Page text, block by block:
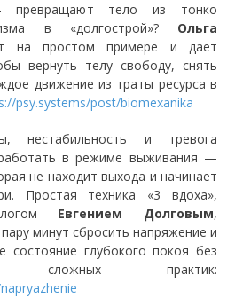
превращают тело из тонко
в «долгострой»? Ольга
на простом примере и даёт
вернуть телу свободу, снять
движение из траты ресурса в
psy.systems/post/biomexanika
нестабильность и тревога
в режиме выживания —
не находит выхода и начинает
Простая техника «3 вдоха»,
Евгением Долговым,
минут сбросить напряжение и
состояние глубокого покоя без
практик: